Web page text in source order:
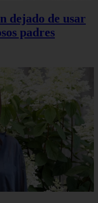
dejado de usar
padres